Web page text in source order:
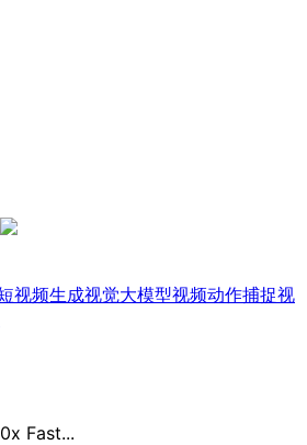
视频生成视觉大模型视频动作捕捉视
Fast...